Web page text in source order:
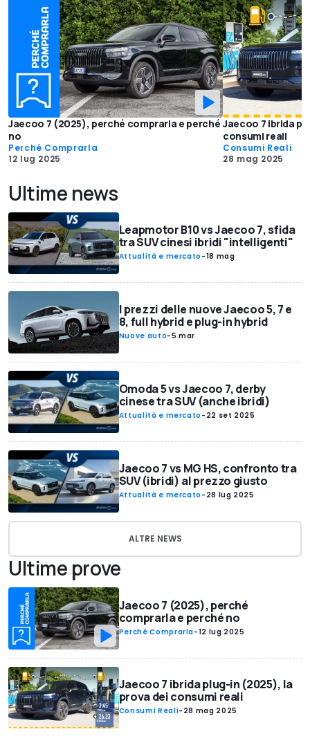
Jaecoo 7 (2025), perché comprarla e perché
no
Perché Comprarla
12 lug 2025
Jaecoo 7 ibrida
consumi reali
Consumi Reali
28 mag 2025
Ultime news
Leapmotor B10 vs Jaecoo 7, sfida
tra SUV cinesi ibridi "intelligenti"
Attualità e mercato -18 mag
I prezzi delle nuove Jaecoo 5, 7 e
8, full hybrid e plug-in hybrid
Nuove auto-5 mar
Omoda 5 vs Jaecoo 7, derby
cinese tra SUV (anche ibridi)
Attualità e mercato - 22 set 2025
Jaecoo 7 vs MG HS, confronto tra
SUV (ibridi) al prezzo giusto
Attualità e mercato - 28 lug 2025
ALTRE NEWS
Ultime prove
Jaecoo 7 (2025), perché
comprarla e perché no
Perché Comprarla-12 lug 2025
Jaecoo 7 ibrida plug-in (2025), la
prova dei consumi reali
Consumi Reali- 28 mag 2025